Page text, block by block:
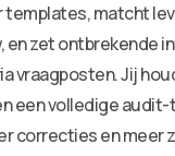
matcht
en zet ontbrekende
vraagposten. Jij
een volledige
correcties en meer